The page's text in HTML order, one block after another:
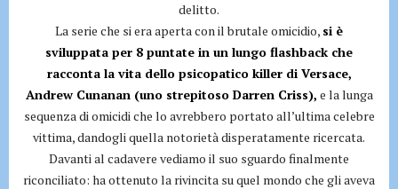
delitto.
La serie che si era aperta con il brutale omicidio, si è
sviluppata per 8 puntate in un lungo flashback che
racconta la vita dello psicopatico killer di Versace,
Andrew Cunanan (uno strepitoso Darren Criss), e la lunga
sequenza di omicidi che lo avrebbero portato all’ultima celebre
vittima, dandogli quella notorietà disperatamente ricercata.
Davanti al cadavere vediamo il suo sguardo finalmente
riconciliato: ha ottenuto la rivincita su quel mondo che gli aveva